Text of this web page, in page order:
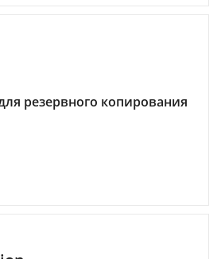
резервного копирования